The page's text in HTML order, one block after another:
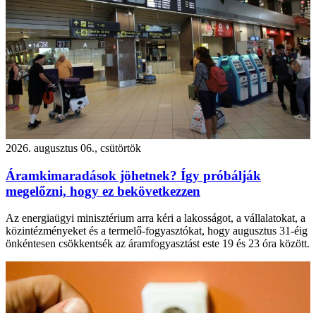
2026. augusztus 06., csütörtök
Áramkimaradások jöhetnek? Így próbálják
megelőzni, hogy ez bekövetkezzen
Az energiaügyi minisztérium arra kéri a lakosságot, a vállalatokat, a
közintézményeket és a termelő-fogyasztókat, hogy augusztus 31-éig
önkéntesen csökkentsék az áramfogyasztást este 19 és 23 óra között.